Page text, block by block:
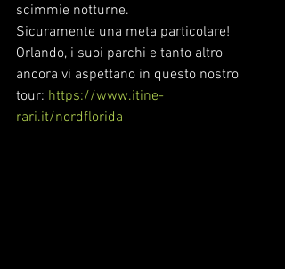
scimmie notturne.
Sicuramente una meta particolare!
Orlando, i suoi parchi e tanto altro
ancora vi aspettano in questo nostro
tour: https://www.itine-
rari.it/nordflorida